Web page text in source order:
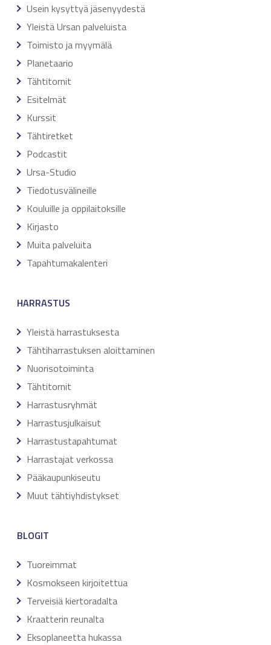
Usein kysyttyä jäsenyydestä
Yleistä Ursan palveluista
Toimisto ja myymälä
Planetaario
Tähtitornit
Esitelmät
Kurssit
Tähtiretket
Podcastit
Ursa-Studio
Tiedotusvälineille
Kouluille ja oppilaitoksille
Kirjasto
Muita palveluita
Tapahtumakalenteri
HARRASTUS
Yleistä harrastuksesta
Tähtiharrastuksen aloittaminen
Nuorisotoiminta
Tähtitornit
Harrastusryhmät
Harrastusjulkaisut
Harrastustapahtumat
Harrastajat verkossa
Pääkaupunkiseutu
Muut tähtiyhdistykset
BLOGIT
Tuoreimmat
Kosmokseen kirjoitettua
Terveisiä kiertoradalta
Kraatterin reunalta
Eksoplaneetta hukassa